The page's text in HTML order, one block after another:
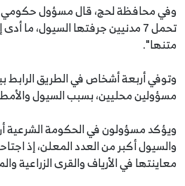
وفي محافظة لحج، قال مسؤول حكومي
تحمل 7 مدنيين جرفتها السيول،
متنها".
وتوفي أربعة أشخاص في الطريق
مسؤولين محليين، بسبب السيول
ويؤكد مسؤولون في الحكومة الشرعية
والسيول أكبر من العدد المعلن، إذ
معاينتها في الأرياف والقرى الزراعية